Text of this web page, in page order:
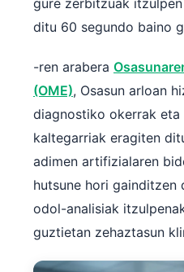
gure zerbitzuak
ditu 60 segundo baino
-ren arabera
(OME), Osasun arloan
diagnostiko okerrak eta
kaltegarriak eragiten
adimen artifizialaren
hutsune hori gainditzen
odol-analisiak
guztietan zehaztasun